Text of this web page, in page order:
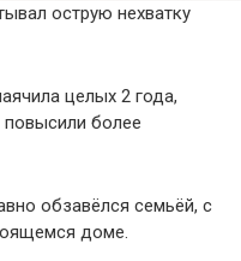
острую нехватку
целых 2 года,
более
обзавёлся семьёй, с
доме.